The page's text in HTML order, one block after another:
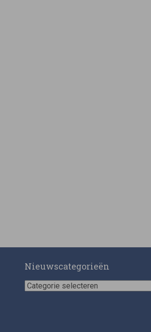
Nieuwscategorieën
Nieuwscategorieën